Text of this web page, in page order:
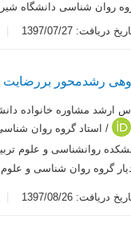
روان شناسی دانشگاه
دریافت: 1397/07/27
رشدمحور بررضایت
ارشد مشاوره خانواده
/ استاد گروه روان شناسی
روانشناسی و علوم
گروه روان شناسی و علوم
دریافت: 1397/08/26